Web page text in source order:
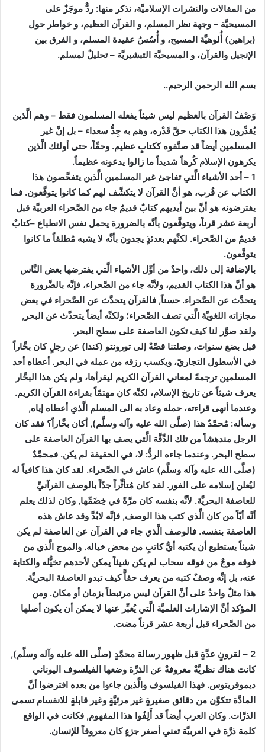
من المقالات والنشرات الإسلاميَّة، نذكر منها: ردٌّ موجَزٌ على
المسيحيَّة – وجهة نظر المسلم، و القرآن العظيم، و خواطر حول
(براهين) أُلوهيَّة المسيح، و أُسُسُ عقيدة المسلم، و الفرق بين
الإنجيل والقرآن، و المسيحيَّة التبشيريَّة – تحليلٌ لمسلم.
بسم الله الرحمن الرحيم..
وَصْفُ القرآن بالعظيم ليس شيئاً يفعله المسلمون فقط – وهم الَّذين
يُقدِّرون هذا الكتاب حقَّ قَدْره، وهم به جِدُّ سعداء – بل إنَّ غير
المسلمين أيضاً قد صنَّفوه ككتابٍ عظيم. وحقّاً، حتى أولئك الَّذين
يكرهون الإسلام كُرهاً شديداً ما زالوا يدعونه عظيماً.
1 – أحد الأشياء الَّتي تفاجئ غير المسلمين الَّذين يتفحَّصون هذا
الكتاب عن قُرب، هو أنَّ القرآن لا يتكشَّف لهم كما كانوا يتوقَّعون. فما
يفترضونه هو أنَّ بين أيديهم كتابٌ قديمٌ جاء من الصَّحراء العربيَّة قبل
أربعة عشر قرناً، ويتوقَّعون بأنَّه بالضرورة يحمل نفس الانطباع –كتابٌ
قديمٌ من الصَّحراء. لكنَّهم بعدئذٍ يجدون بأنَّه لا يشبه مُطلقاً ما كانوا
يتوقَّعون.
بالإضافة إلى ذلك، واحدٌ من أوِّل الأشياء الَّتي يفترضها بعض النَّاس
هو أنَّ هذا الكتاب القديم، ولأنَّه جاء من الصَّحراء، فإنَّه بالضَّرورة
يتحدَّث عن الصَّحراء. حسناً, فالقرآن يتحدَّث عن الصَّحراء في بعض
مجازاته اللغويَّة الَّتي تصف الصَّحراء؛ ولكنَّه أيضاً يتحدَّث عن البحر,
ولقد صوَّر لنا كيف تكون العاصفة على سطح البحر.
قبل بضع سنوات، وصلتنا قصَّةٌ إلى تورونتو (كندا) عن رجلٍ كان بحَّاراً
في الأسطول التجاريّ، ويكسب رزقه من عمله في البحر. أعطاه أحد
المسلمين ترجمةً لمعاني القرآن الكريم ليقرأها، ولم يكن هذا البحَّار
يعرف شيئاً عن تاريخ الإسلام، لكنَّه كان مهتمّاً بقراءة القرآن الكريم.
وعندما أنهى قراءته، حمله وعاد به الى المسلم الَّذي أعطاه إياه,
وسأله: مُحمَّدٌ هذا (صلَّى الله عليه وآله وسلَّم), أكان بحَّاراً؟ فقد كان
الرجل مندهشاً من تلك الدِّقَّة الَّتي يصف بها القرآن العاصفة على
سطح البحر. وعندما جاءه الردُّ: لا، في الحقيقة لم يكن. فمحمَّدٌ
(صلَّى الله عليه وآله وسلَّم) عاش في الصَّحراء. لقد كان هذا كافياً له
ليُعلن إسلامه على الفور. لقد كان مُتأثِّراً جدّاً بالوصف القرآنيِّ
للعاصفة البحريَّة. لأنَّه بنفسه كان مرَّةً في خِضَمِّها, وكان لذلك يعلم
أنَّه أيّاً من كان الَّذي كتب هذا الوصف, فإنَّه لابُدَّ وقد عاش هذه
العاصفة بنفسه. فالوصف الَّذي جاء في القرآن عن العاصفة لم يكن
شيئاً يستطيع أن يكتبه أيُّ كاتبٍ من محض خياله. والموج الَّذي من
فوقه موجٌ من فوقه سحاب لم يكن شيئاً يمكن لأحدهم تخيُّله والكتابة
عنه، بل إنَّه وصفٌ كتبه من يعرف حقاًّ كيف تبدو العاصفة البحريَّة.
هذا مثلٌ واحدٌ على أنَّ القرآن ليس مرتبطاً بزمان أو مكان. ومن
المؤكد أنَّ الإشارات العلميَّة الَّتي يُعبِّر عنها لا يمكن أن يكون أصلها
من الصَّحراء قبل أربعة عشر قرناً مضت.
2 – لقرونٍ عدَّةٍ قبل ظهور رسالة محمَّدٍ (صلَّى الله عليه وآله وسلَّم),
كانت هناك نظريَّةٌ معروفةٌ عن الذرَّة وضعها الفيلسوف اليوناني
ديموقريتوس. فهذا الفيلسوف والَّذين جاءوا من بعده افترضوا أنَّ
المادَّة تتكوَّن من دقائق صغيرةٍ غير مرئيَّةٍ وغير قابلةٍ للانقسام تسمى
الذرَّات. وكان العرب أيضاً قد أَلِفُوا هذا المفهوم, فكانت في الواقع
كلمة ذرَّة في العربيَّة تعني أصغر جزءٍ كان معروفاً للإنسان.